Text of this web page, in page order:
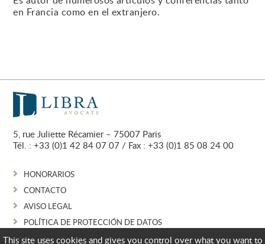
en Francia como en el extranjero.
5, rue Juliette Récamier – 75007 Paris
Tél. :+33 (0)1 42 84 07 07 / Fax : +33 (0)1 85 08 24 00
HONORARIOS
CONTACTO
AVISO LEGAL
POLÍTICA DE PROTECCIÓN DE DATOS
GESTIÓN DE COOKIES
This site uses cookies and gives you control over what you want to